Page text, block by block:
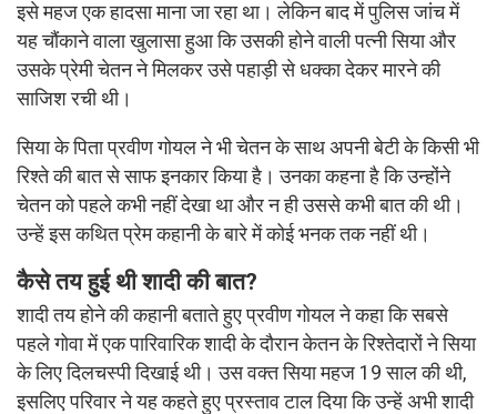
इसे महज एक हादसा माना जा रहा था। लेकिन बाद में पुलिस जांच में
यह चौंकाने वाला खुलासा हुआ कि उसकी होने वाली पत्नी सिया और
उसके प्रेमी चेतन ने मिलकर उसे पहाड़ी से धक्का देकर मारने की
साजिश रची थी।
सिया के पिता प्रवीण गोयल ने भी चेतन के साथ अपनी बेटी के किसी भी
रिश्ते की बात से साफ इनकार किया है। उनका कहना है कि उन्होंने
चेतन को पहले कभी नहीं देखा था और न ही उससे कभी बात की थी।
उन्हें इस कथित प्रेम कहानी के बारे में कोई भनक तक नहीं थी।
कैसे तय हुई थी शादी की बात?
शादी तय होने की कहानी बताते हुए प्रवीण गोयल ने कहा कि सबसे
पहले गोवा में एक पारिवारिक शादी के दौरान केतन के रिश्तेदारों ने सिया
के लिए दिलचस्पी दिखाई थी। उस वक्त सिया महज 19 साल की थी,
इसलिए परिवार ने यह कहते हुए प्रस्ताव टाल दिया कि उन्हें अभी शादी